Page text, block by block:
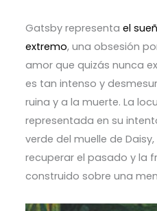
Gatsby representa el
extremo, una obsesión
amor que quizás nunca
es tan intenso y
ruina y a la muerte. La
representada en su
verde del muelle de
recuperar el pasado y la
construido sobre una